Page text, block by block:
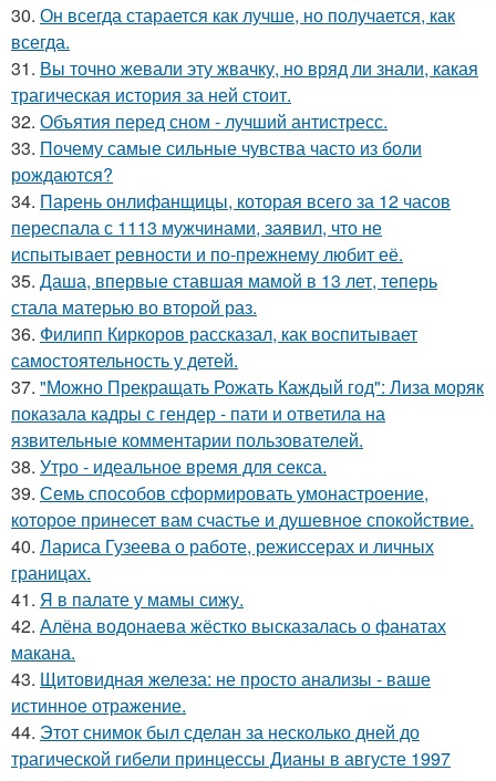
30. Он всегда старается как лучше, но получается, как
всегда.
31. Вы точно жевали эту жвачку, но вряд ли знали, какая
трагическая история за ней стоит.
32. Объятия перед сном - лучший антистресс.
33. Почему самые сильные чувства часто из боли
рождаются?
34. Парень онлифанщицы, которая всего за 12 часов
переспала с 1113 мужчинами, заявил, что не
испытывает ревности и по-прежнему любит её.
35. Даша, впервые ставшая мамой в 13 лет, теперь
стала матерью во второй раз.
36. Филипп Киркоров рассказал, как воспитывает
самостоятельность у детей.
37. "Можно Прекращать Рожать Каждый год": Лиза моряк
показала кадры с гендер - пати и ответила на
язвительные комментарии пользователей.
38. Утро - идеальное время для секса.
39. Семь способов сформировать умонастроение,
которое принесет вам счастье и душевное спокойствие.
40. Лариса Гузеева о работе, режиссерах и личных
границах.
41. Я в палате у мамы сижу.
42. Алёна водонаева жёстко высказалась о фанатах
макана.
43. Щитовидная железа: не просто анализы - ваше
истинное отражение.
44. Этот снимок был сделан за несколько дней до
трагической гибели принцессы Дианы в августе 1997